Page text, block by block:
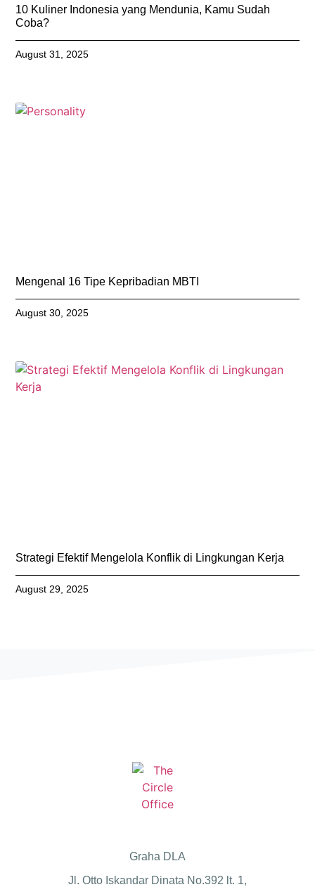
10 Kuliner Indonesia yang Mendunia, Kamu Sudah
Coba?
August 31, 2025
Mengenal 16 Tipe Kepribadian MBTI
August 30, 2025
Strategi Efektif Mengelola Konflik di Lingkungan Kerja
August 29, 2025
Graha DLA
Jl. Otto Iskandar Dinata No.392 lt. 1,